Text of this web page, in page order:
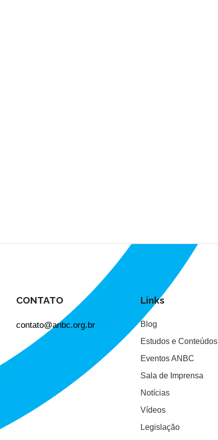
CONTATO
contato@anbc.org.br
Links
Blog
Estudos e Conteúdos
Eventos ANBC
Sala de Imprensa
Notícias
Vídeos
Legislação